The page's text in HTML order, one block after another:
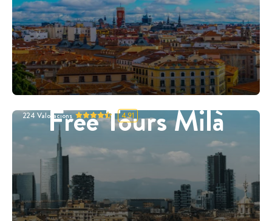
Free Tours Milà
224 Valoracions 4.91